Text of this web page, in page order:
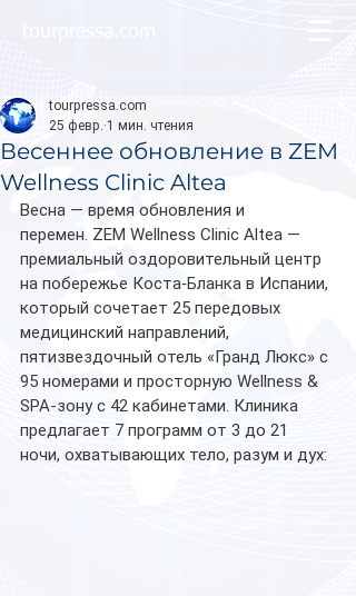
Весеннее обновление в ZEM
Wellness Clinic Altea
tourpressa.com
25 февр. 1 мин. чтения
Весна — время обновления и
перемен. ZEM Wellness Clinic Altea —
премиальный оздоровительный центр
на побережье Коста‑Бланка в Испании,
который сочетает 25 передовых
медицинский направлений,
пятизвездочный отель «Гранд Люкс» с
95 номерами и просторную Wellness &
SPA-зону с 42 кабинетами. Клиника
предлагает 7 программ от 3 до 21
ночи, охватывающих тело, разум и дух: